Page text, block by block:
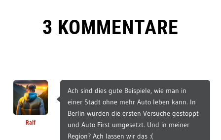
3 KOMMENTARE
Ralf
Ach sind dies gute Beispiele, wie man in
einer Stadt ohne mehr Auto leben kann. In
Berlin wurden die ersten Versuche gestoppt
und Auto First umgesetzt. Und in meiner
Region? Ach lassen wir das :(